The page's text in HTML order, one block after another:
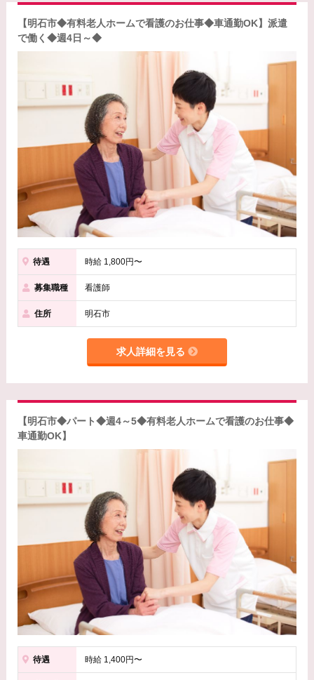
【明石市◆有料老人ホームで看護のお仕事◆車通勤OK】派遣
で働く◆週4日～◆
待遇 時給 1,800円〜
募集職種 看護師
住所 明石市
求人詳細を見る
【明石市◆パート◆週4～5◆有料老人ホームで看護のお仕事◆
車通勤OK】
待遇 時給 1,400円〜